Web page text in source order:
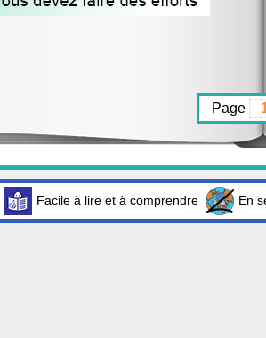
Page
Facile à lire et à comprendre En